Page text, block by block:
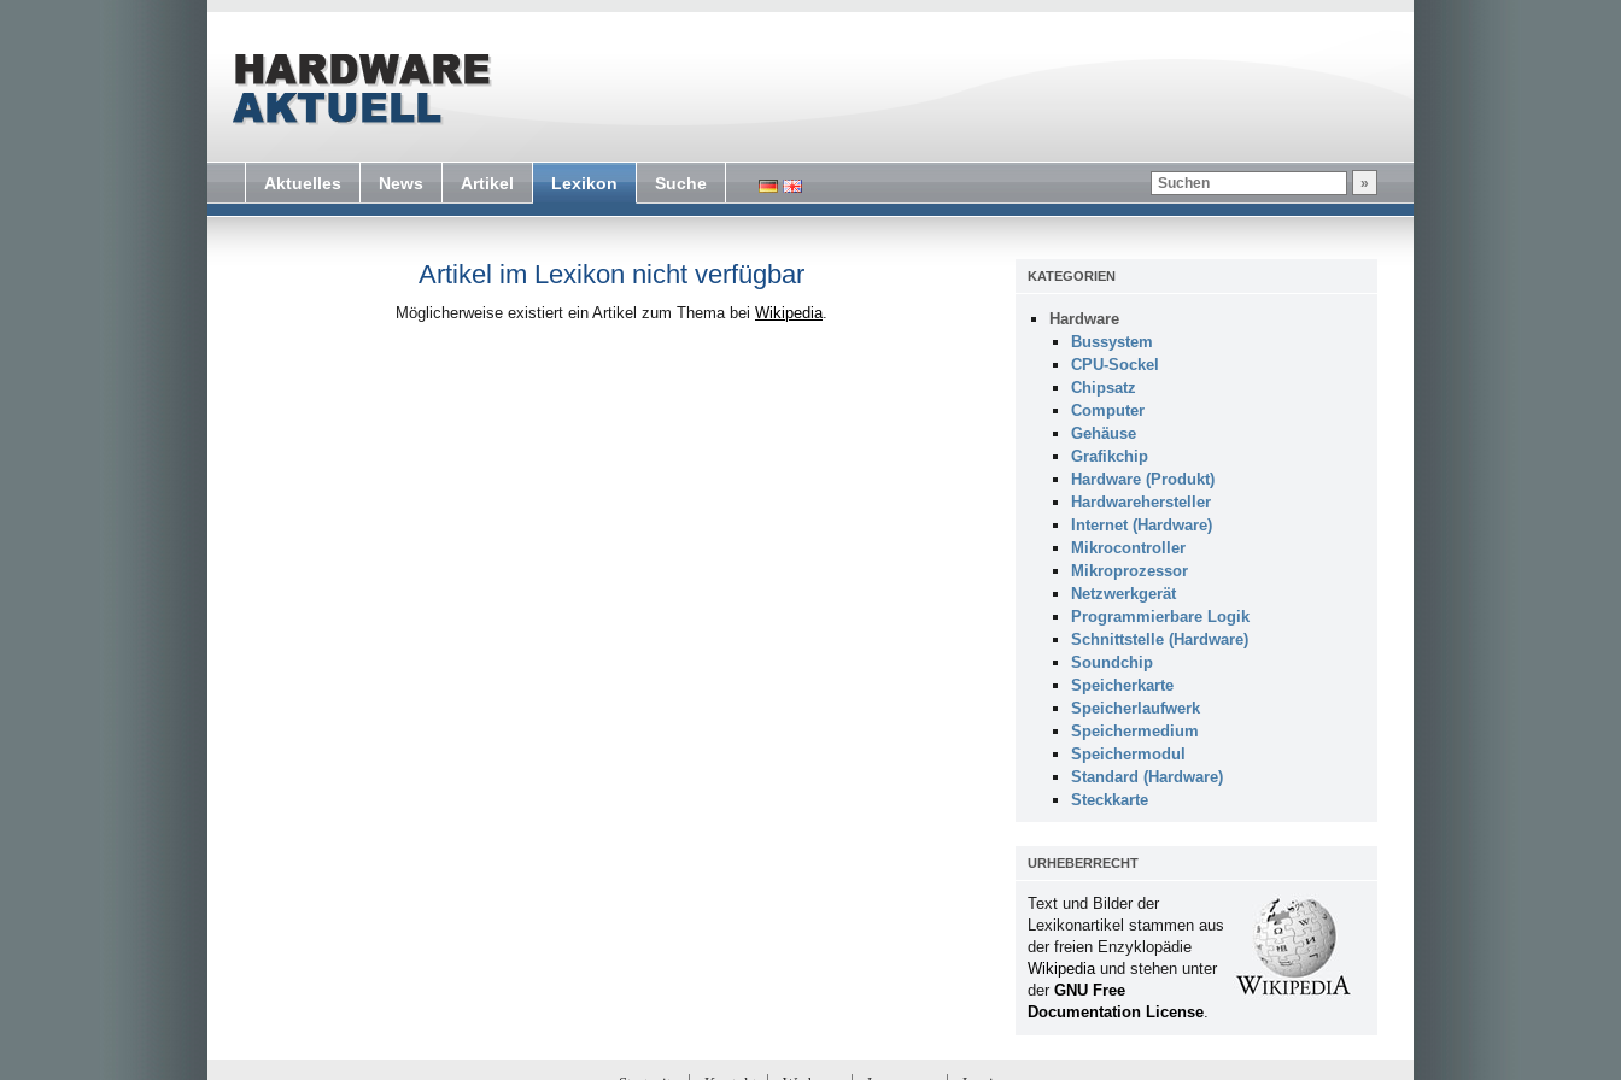
Aktuelles News Artikel Lexikon Suche
Artikel im Lexikon nicht verfügbar
Möglicherweise existiert ein Artikel zum Thema bei Wikipedia.
KATEGORIEN
Hardware
Bussystem
CPU-Sockel
Chipsatz
Computer
Gehäuse
Grafikchip
Hardware (Produkt)
Hardwarehersteller
Internet (Hardware)
Mikrocontroller
Mikroprozessor
Netzwerkgerät
Programmierbare Logik
Schnittstelle (Hardware)
Soundchip
Speicherkarte
Speicherlaufwerk
Speichermedium
Speichermodul
Standard (Hardware)
Steckkarte
URHEBERRECHT
Text und Bilder der
Lexikonartikel stammen aus
der freien Enzyklopädie
Wikipediaund stehen unter
der GNU Free
Documentation License.